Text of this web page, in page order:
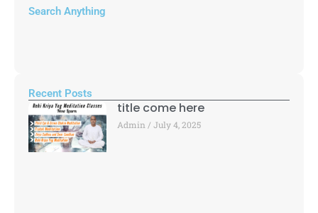
Search Anything
Recent Posts
title come here
Admin July 4, 2025